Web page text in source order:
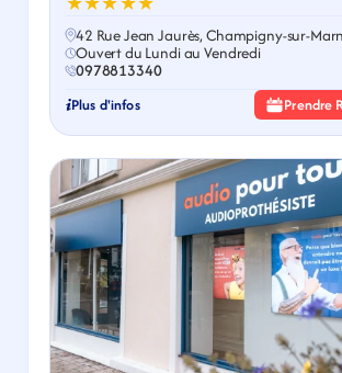
42 Rue Jean Jaurès, Champigny-sur-
Ouvert du Lundi au Vendredi
0978813340
Plus d'infos Prendre